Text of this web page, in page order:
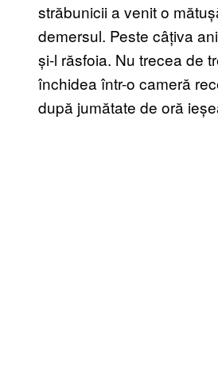
străbunicii a venit o
demersul. Peste câțiva
și-l răsfoia. Nu trecea de
închidea într-o cameră
după jumătate de oră